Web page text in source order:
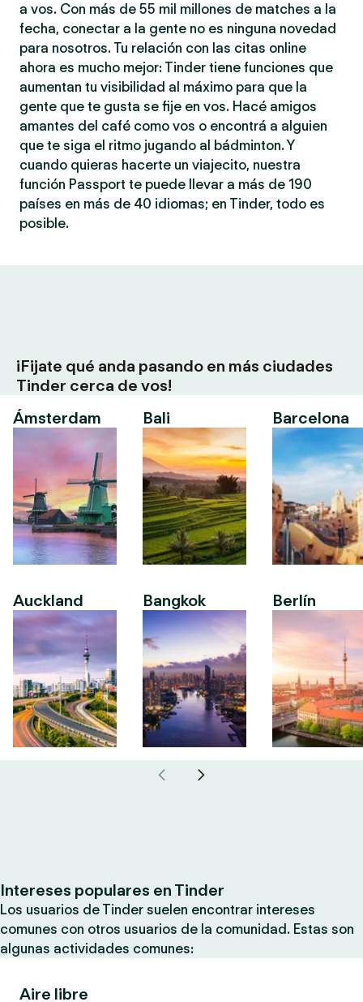
a vos. Con más de 55 mil millones de matches a la
fecha, conectar a la gente no es ninguna novedad
para nosotros. Tu relación con las citas online
ahora es mucho mejor: Tinder tiene funciones que
aumentan tu visibilidad al máximo para que la
gente que te gusta se fije en vos. Hacé amigos
amantes del café como vos o encontrá a alguien
que te siga el ritmo jugando al bádminton. Y
cuando quieras hacerte un viajecito, nuestra
función Passport te puede llevar a más de 190
países en más de 40 idiomas; en Tinder, todo es
posible.
¡Fijate qué anda pasando en más ciudades
Tinder cerca de vos!
Ámsterdam
Auckland
Bali
Bangkok
Barcelona
Berlín
Intereses populares en Tinder
Los usuarios de Tinder suelen encontrar intereses
comunes con otros usuarios de la comunidad. Estas son
algunas actividades comunes:
Aire libre